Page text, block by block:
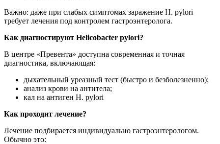
Важно: даже при слабых симптомах заражение H. pylori
требует лечения под контролем гастроэнтеролога.
Как диагностируют Helicobacter pylori?
В центре «Превента» доступна современная и точная
диагностика, включающая:
дыхательный уреазный тест (быстро и безболезненно);
анализ крови на антитела;
кал на антиген H. pylori
Как проходит лечение?
Лечение подбирается индивидуально гастроэнтерологом.
Обычно это: